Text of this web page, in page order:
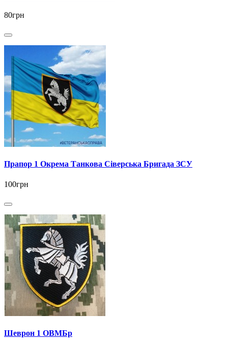
80грн
Прапор 1 Окрема Танкова Сіверська Бригада ЗСУ
100грн
Шеврон 1 ОВМБр